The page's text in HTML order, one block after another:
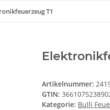
T1
Artikelnummer:
GTIN:
Kategorie: Bulli